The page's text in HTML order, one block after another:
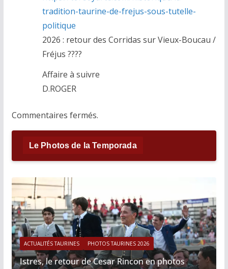
tradition-taurine-de-frejus-sous-tutelle-
politique
2026 : retour des Corridas sur Vieux-Boucau /
Fréjus ????
Affaire à suivre
D.ROGER
Commentaires fermés.
Le Photos de la Temporada
ACTUALITÉS TAURINES PHOTOS TAURINES 2026
Istres, le retour de Cesar Rincon en photos